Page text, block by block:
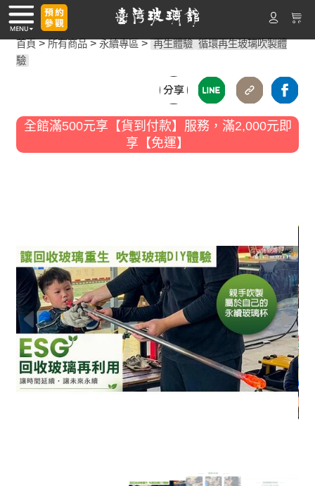
首頁>所有商品>永續專區> 再生體驗 循環再生玻璃吹製體
驗
全館滿500元享【貨到付款】服務，滿2,000元即
享【免運】